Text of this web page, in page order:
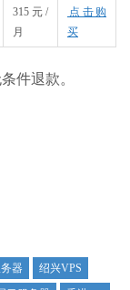
315元/
月
​点击购
买
件退款。
器
绍兴VPS